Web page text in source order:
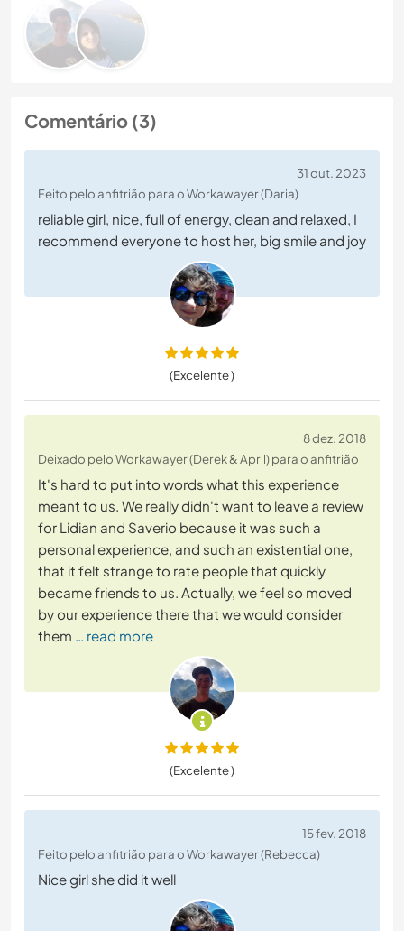
Comentário (3)
31 out. 2023
Feito pelo anfitrião para o Workawayer (Daria)
reliable girl, nice, full of energy, clean and relaxed, I
recommend everyone to host her, big smile and joy
(Excelente )
8 dez. 2018
Deixado pelo Workawayer (Derek & April) para o anfitrião
It's hard to put into words what this experience
meant to us. We really didn't want to leave a review
for Lidian and Saverio because it was such a
personal experience, and such an existential one,
that it felt strange to rate people that quickly
became friends to us. Actually, we feel so moved
by our experience there that we would consider
them … read more
(Excelente )
15 fev. 2018
Feito pelo anfitrião para o Workawayer (Rebecca)
Nice girl she did it well